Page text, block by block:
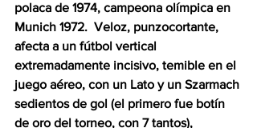
polaca de 1974, campeona olímpica en
Munich 1972.  Veloz, punzocortante,
afecta a un fútbol vertical
extremadamente incisivo, temible en el
juego aéreo, con un Lato y un Szarmach
sedientos de gol (el primero fue botín
de oro del torneo, con 7 tantos),